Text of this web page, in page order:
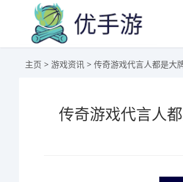
主页 > 游戏资讯 > 传奇游戏代言人都是大
传奇游戏代言人